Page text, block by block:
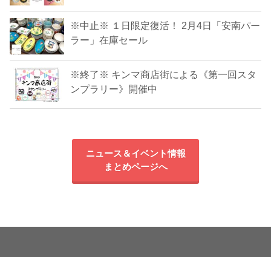
※中止※ １日限定復活！ 2月4日「安南パー
ラー」在庫セール
※終了※ キンマ商店街による《第一回スタ
ンプラリー》開催中
ニュース＆イベント情報
まとめページへ